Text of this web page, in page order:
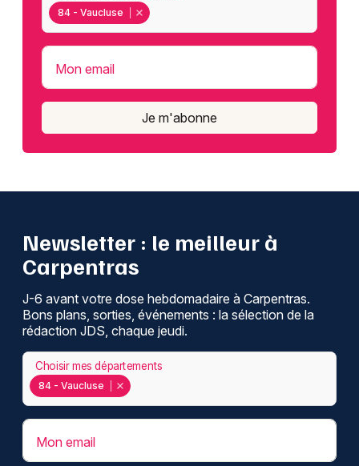
84 - Vaucluse
Mon email
Je m'abonne
Newsletter : le meilleur à
Carpentras
J-6 avant votre dose hebdomadaire à Carpentras.
Bons plans, sorties, événements : la sélection de la
rédaction JDS, chaque jeudi.
84 - Vaucluse
Choisir mes départements
Mon email